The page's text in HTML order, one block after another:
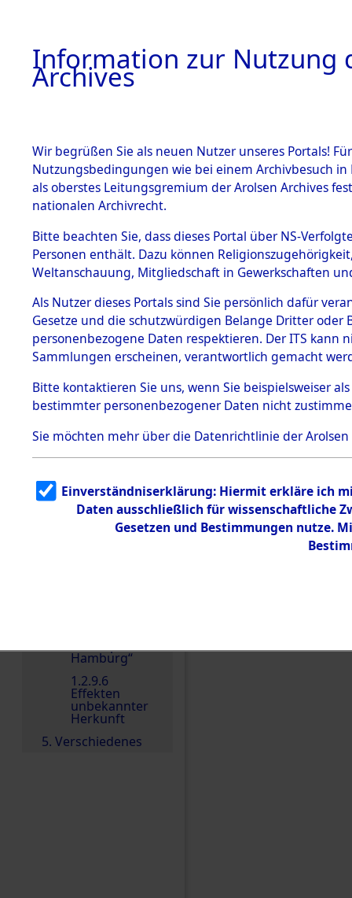
BESTÄNDE
1.
Inhaftierungsdoku
mente
1.2.9 Beim ITS
Effekten
1.2.9.1
Effekten aus
dem KZ
Dachau
1.2.9.2
Effekten aus
dem KZ
Bayerisches
1.2.9.3
Effekten aus
dem KZ
Neuengamm
Hamburg“
1.2.9.6
Effekten
unbekannter
Herkunft
5. Verschiedenes
0009
Einen Kommentar
Information zur Nutzung
Archives
Wir begrüßen Sie als neuen Nutzer unseres Portals!
Nutzungsbedingungen wie bei einem Archivbesuch
als oberstes Leitungsgremium der Arolsen Archives
nationalen Archivrecht.
Bitte beachten Sie, dass dieses Portal über NS-
Personen enthält. Dazu können
Weltanschauung, Mitgliedschaft in Gewerkschaften
Als Nutzer dieses Portals sind Sie persönlich dafür
Gesetze und die schutzwürdigen Belange Dritter
personenbezogene Daten respektieren. Der ITS
Sammlungen erscheinen, verantwortlich gemacht
Bitte kontaktieren Sie uns, wenn Sie beispielsweiser
bestimmter personenbezogener Daten nicht
Sie möchten mehr über die Datenrichtlinie der Arolsen
Einverständniserklärung: Hiermit erkläre ich
Daten ausschließlich für wissenschaftliche
Gesetzen und Bestimmungen nutze.